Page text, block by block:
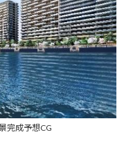
完成予想CG